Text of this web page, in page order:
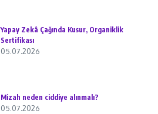
Yapay Zekâ Çağında Kusur, Organiklik
Sertifikası
05.07.2026
Mizah neden ciddiye alınmalı?
05.07.2026